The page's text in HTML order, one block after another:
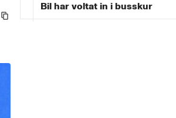
Bil har voltat in i busskur